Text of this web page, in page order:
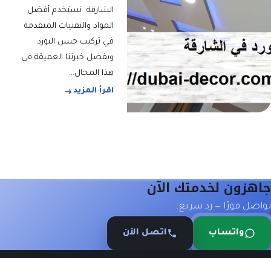
الشارقة نستخدم أفضل
المواد والتقنيات المتقدمة
في تركيب جبس البورد
وبفضل خبرتنا العميقة في
هذا المجال…
اقرأ المزيد
جاهزون لخدمتك الآن
تواصل فورًا — رد سريع.
واتساب اتصل الآن